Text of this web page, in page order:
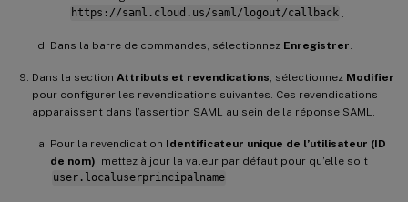
https://saml.cloud.us/saml/logout/callback
Dans la barre de commandes, sélectionnez Enregistrer
Dans la section Attributs et revendications , sélectionnez Modifier
pour configurer les revendications suivantes. Ces revendications
apparaissent dans l’assertion SAML au sein de la réponse SAML.
Pour la revendication Identificateur unique de l’utilisateur (ID
de nom) , mettez à jour la valeur par défaut pour qu’elle soit
user.localuserprincipalname